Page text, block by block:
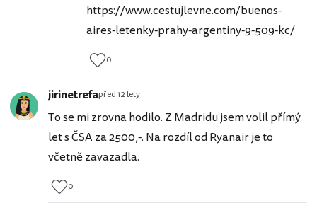
https://www.cestujlevne.com/buenos-
aires-letenky-prahy-argentiny-9-509-kc/
0
jirinetrefapřed 12 lety
To se mi zrovna hodilo. Z Madridu jsem volil přímý
let s ČSA za 2500,-. Na rozdíl od Ryanair je to
včetně zavazadla.
0